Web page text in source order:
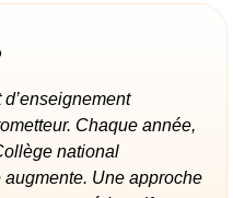
d’enseignement
Chaque année,
national
augmente. Une approche